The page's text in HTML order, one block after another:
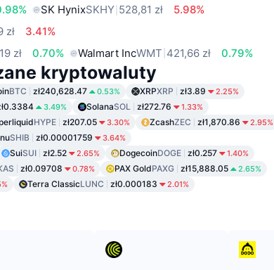
SK HynixSKHY 528,81 zł
5.98%
zł
3.41%
zł 0.70% Walmart IncWMT 421,66 zł 0.79%
kryptowaluty
BTC zł240,628.47 0.53% XRPXRP zł3.89 2.25%
3.49% SolanaSOL zł272.76 1.33%
HYPE zł207.05 3.30% ZcashZEC zł1,870.86 2.95%
SHIB zł0.00001759 3.64%
SuiSUI zł2.52 2.65% DogecoinDOGE zł0.257 1.40%
zł0.09708 0.78% PAX GoldPAXG zł15,888.05 2.65%
Terra ClassicLUNC zł0.000183 2.01%